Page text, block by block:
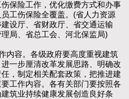
保险工作，优化缴费方式和办事
工伤保险全覆盖。(省人力资源
设厅、省财政厅、省交通运输
局、省总工会、河北保监局)
容。各级政府要高度重视建筑
一步厘清改革发展思路、明确改
，制定相关配套政策，把推进建
工作内容。各有关部门要按照各
筑业持续健康发展创造良好条